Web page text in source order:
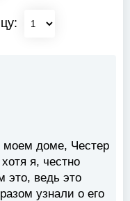
доме, Честер
я, честно
это, ведь это
узнали о его